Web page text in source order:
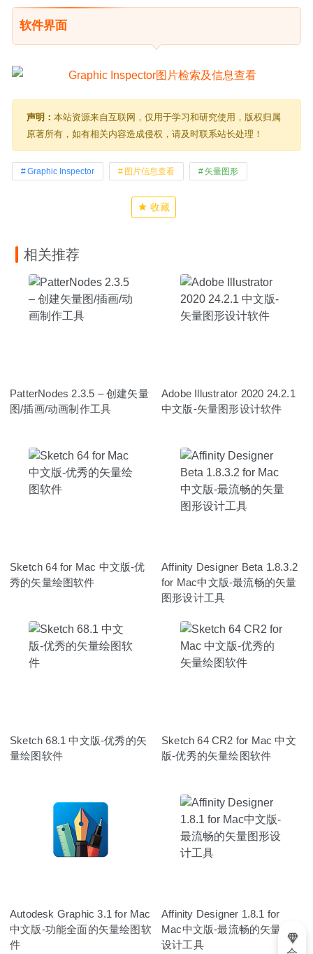
软件界面
声明： 本站资源来自互联网，仅用于学习和研究使用，版权归属
原著所有，如有相关内容造成侵权，请及时联系站长处理！
Graphic Inspector 图片信息查看 矢量图形
收藏
相关推荐
PatterNodes 2.3.5 – 创建矢量
图/插画/动画制作工具
Adobe Illustrator 2020 24.2.1
中文版-矢量图形设计软件
Sketch 64 for Mac 中文版-优
秀的矢量绘图软件
Affinity Designer Beta 1.8.3.2
for Mac中文版-最流畅的矢量
图形设计工具
Sketch 68.1 中文版-优秀的矢
量绘图软件
Sketch 64 CR2 for Mac 中文
版-优秀的矢量绘图软件
Autodesk Graphic 3.1 for Mac
中文版-功能全面的矢量绘图软
件
Affinity Designer 1.8.1 for
Mac中文版-最流畅的矢量图形
设计工具